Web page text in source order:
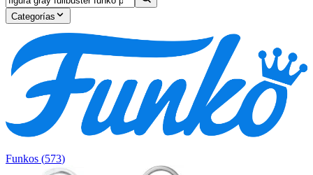
Categorías
Funkos (573)